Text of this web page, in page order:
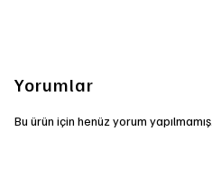
Yorumlar
Bu ürün için henüz yorum yapılmamış.